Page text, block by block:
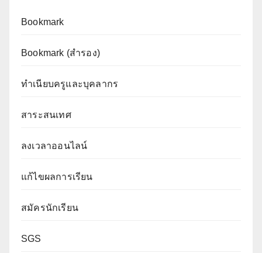
Bookmark
Bookmark (สำรอง)
ทำเนียบครูและบุคลากร
สาระสนเทศ
ลงเวลาออนไลน์
แก้ไขผลการเรียน
สมัครนักเรียน
SGS